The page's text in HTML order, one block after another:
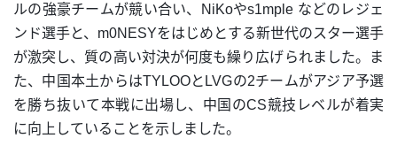
ルの強豪チームが競い合い、NiKoやs1mple などのレジェ
ンド選手と、m0NESYをはじめとする新世代のスター選手
が激突し、質の高い対決が何度も繰り広げられました。ま
た、中国本土からはTYLOOとLVGの2チームがアジア予選
を勝ち抜いて本戦に出場し、中国のCS競技レベルが着実
に向上していることを示しました。